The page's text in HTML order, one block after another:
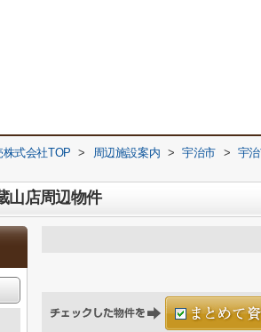
式会社TOP > 周辺施設案内 > 宇治市 > 宇
山店周辺物件